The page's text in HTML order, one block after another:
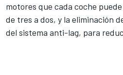
motores que cada coche
de tres a dos, y la eliminación
del sistema anti-lag, para